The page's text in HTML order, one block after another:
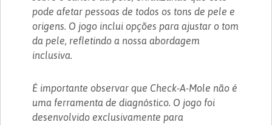
pode afetar pessoas de todos os tons de pele e
origens. O jogo inclui opções para ajustar o tom
da pele, refletindo a nossa abordagem
inclusiva.
É importante observar que Check-A-Mole não é
uma ferramenta de diagnóstico. O jogo foi
desenvolvido exclusivamente para